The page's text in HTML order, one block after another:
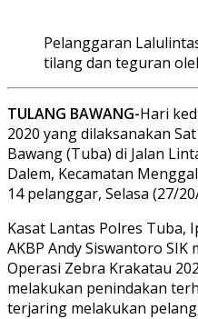
Pelanggaran
tilang dan teguran
TULANG BAWANG-Hari
2020 yang dilaksanakan
Bawang (Tuba) di Jalan
Dalem, Kecamatan
14 pelanggar, Selasa (27/
Kasat Lantas Polres Tuba,
AKBP Andy Siswantoro
Operasi Zebra Krakatau
melakukan penindakan
terjaring melakukan